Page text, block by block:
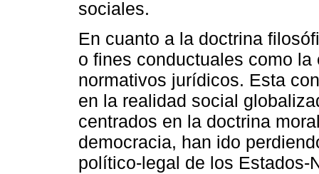
sociales.
En cuanto a la doctrina
o fines conductuales como
normativos jurídicos. Esta
en la realidad social
centrados en la doctrina
democracia, han ido
político-legal de los Estados-